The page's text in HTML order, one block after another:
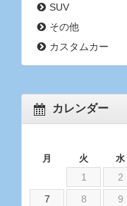
SUV
その他
カスタムカー
カレンダー
月 火 水
1 2
7
8 9